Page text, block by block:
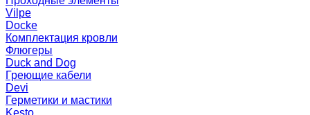
Vilpe
Docke
Комплектация кровли
Флюгеры
Duck and Dog
Греющие кабели
Devi
Герметики и мастики
Kesto